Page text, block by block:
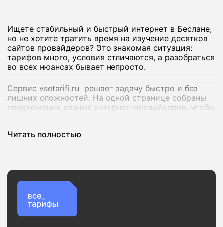
Ищете стабильный и быстрый интернет в Беслане,
но не хотите тратить время на изучение десятков
сайтов провайдеров? Это знакомая ситуация:
тарифов много, условия отличаются, а разобраться
во всех нюансах бывает непросто.
Сервис vsetarifi.ru решает задачу быстро и без
лишних сложностей. На одной странице собраны
предложения разных интернет-провайдеров, чтобы
Удобное сравнение тарифов по скорости и
стоимости
Актуальные предложения без устаревшей
информации
Проверку доступности подключения по вашему
Читать полностью